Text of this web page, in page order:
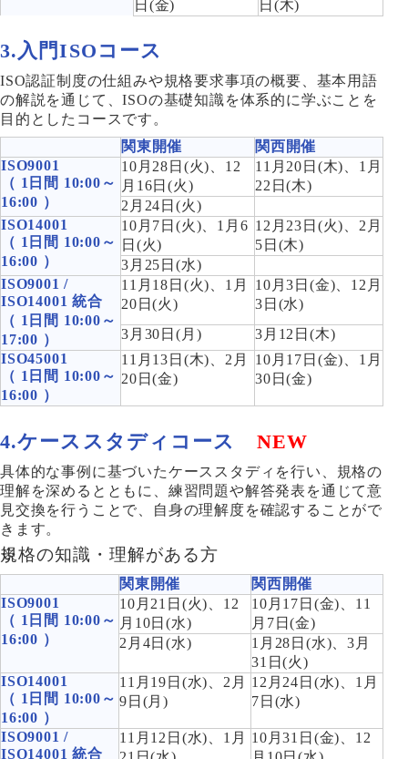
日(金)
日(木)
3.入門ISOコース
ISO認証制度の仕組みや規格要求事項の概要、基本用語
の解説を通じて、ISOの基礎知識を体系的に学ぶことを
目的としたコースです。
関東開催
関西開催
ISO9001
（ 1日間 10:00～
16:00 ）
10月28日(火)、12
月16日(火)
11月20日(木)、1月
22日(木)
2月24日(火)
ISO14001
（ 1日間 10:00～
16:00 ）
10月7日(火)、1月6
日(火)
12月23日(火)、2月
5日(木)
3月25日(水)
ISO9001 /
ISO14001 統合
（ 1日間 10:00～
17:00 ）
11月18日(火)、1月
20日(火)
10月3日(金)、12月
3日(水)
3月30日(月)
3月12日(木)
ISO45001
（ 1日間 10:00～
16:00 ）
11月13日(木)、2月
20日(金)
10月17日(金)、1月
30日(金)
4.ケーススタディコース NEW
具体的な事例に基づいたケーススタディを行い、規格の
理解を深めるとともに、練習問題や解答発表を通じて意
見交換を行うことで、自身の理解度を確認することがで
きます。
規格の知識・理解がある方
関東開催
関西開催
ISO9001
（ 1日間 10:00～
16:00 ）
10月21日(火)、12
月10日(水)
10月17日(金)、11
月7日(金)
2月4日(水)
1月28日(水)、3月
31日(火)
ISO14001
（ 1日間 10:00～
16:00 ）
11月19日(水)、2月
9日(月)
12月24日(水)、1月
7日(水)
ISO9001 /
ISO14001 統合
11月12日(水)、1月
10月31日(金)、12